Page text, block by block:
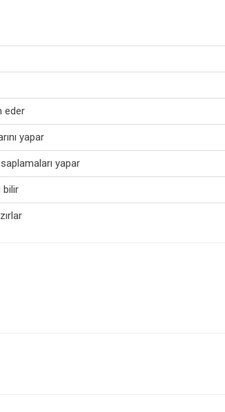
eder
yapar
yapar
bilir